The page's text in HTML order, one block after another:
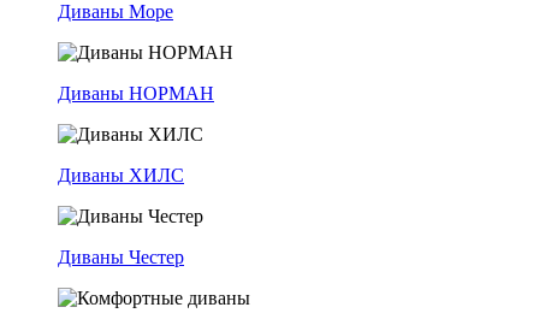
Диваны Море
Диваны НОРМАН
Диваны ХИЛС
Диваны Честер